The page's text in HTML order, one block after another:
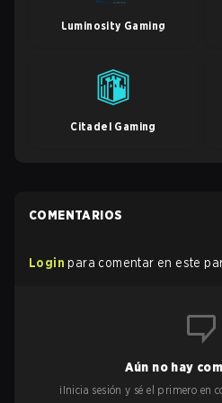
Luminosity Gaming
Citadel Gaming
COMENTARIOS
Login para comentar en este
Aún no hay
¡Inicia sesión y sé el primero en